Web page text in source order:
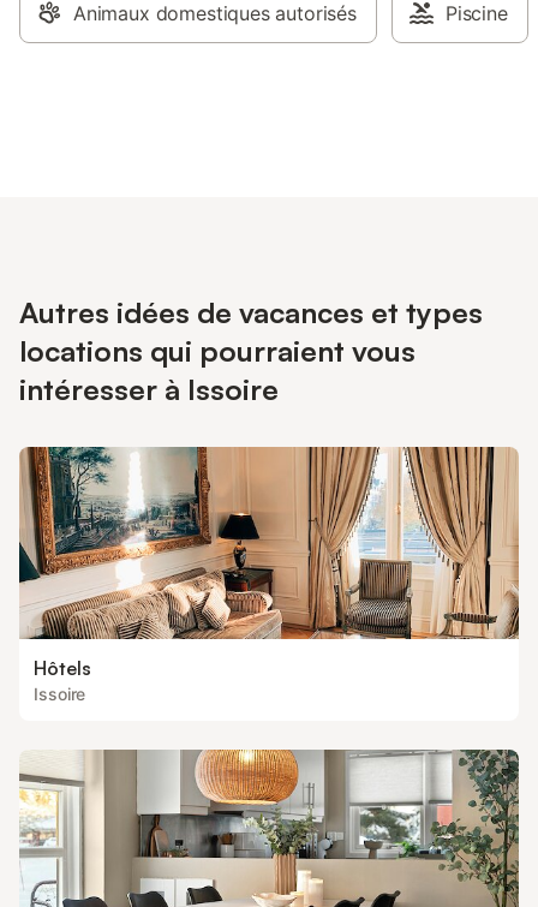
Animaux domestiques autorisés Piscine
Autres idées de vacances et types
locations qui pourraient vous
intéresser à Issoire
Hôtels
Issoire